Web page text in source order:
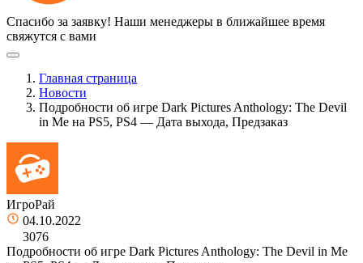
Спасибо за заявку! Наши менеджеры в ближайшее время
свяжутся с вами
Главная страница
Новости
Подробности об игре Dark Pictures Anthology: The Devil
in Me на PS5, PS4 — Дата выхода, Предзаказ
ИгроРай
04.10.2022
3076
Подробности об игре Dark Pictures Anthology: The Devil in Me